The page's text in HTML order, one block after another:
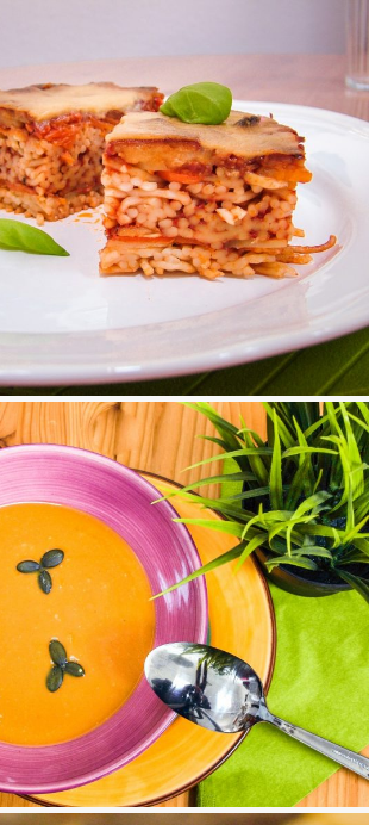
MEDITERRÁN KONYHA/RECEPTEK
KRÉMLEVES
RECEPTEK